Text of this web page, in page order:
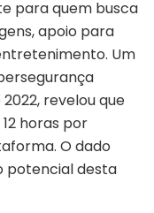
para quem busca
apoio para
Um
revelou que
horas por
O dado
potencial desta